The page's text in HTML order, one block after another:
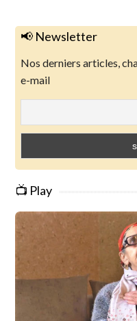
📢 Newsletter
Nos derniers articles,
e-mail
📺 Play